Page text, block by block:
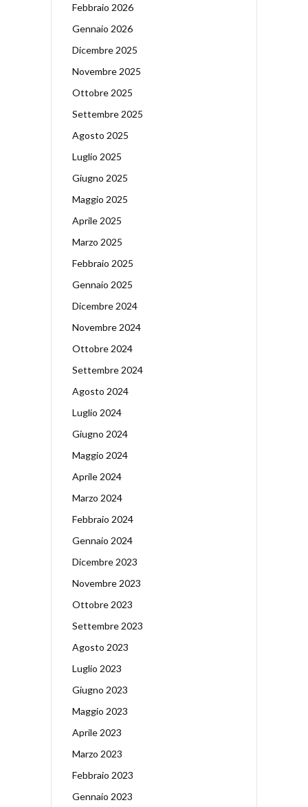
Febbraio 2026
Gennaio 2026
Dicembre 2025
Novembre 2025
Ottobre 2025
Settembre 2025
Agosto 2025
Luglio 2025
Giugno 2025
Maggio 2025
Aprile 2025
Marzo 2025
Febbraio 2025
Gennaio 2025
Dicembre 2024
Novembre 2024
Ottobre 2024
Settembre 2024
Agosto 2024
Luglio 2024
Giugno 2024
Maggio 2024
Aprile 2024
Marzo 2024
Febbraio 2024
Gennaio 2024
Dicembre 2023
Novembre 2023
Ottobre 2023
Settembre 2023
Agosto 2023
Luglio 2023
Giugno 2023
Maggio 2023
Aprile 2023
Marzo 2023
Febbraio 2023
Gennaio 2023